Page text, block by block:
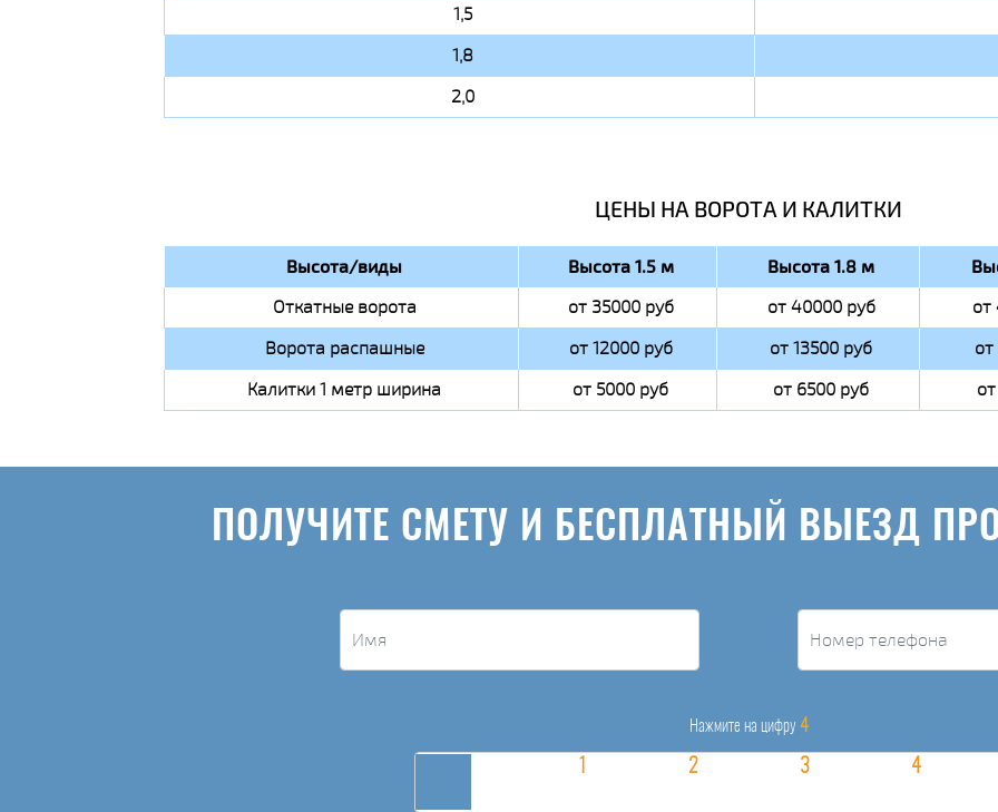
1,5
1,8
2,0
ЦЕНЫ НА ВОРОТА И КАЛИТКИ
Высота/виды Высота 1.5 м Высота 1.8 м
Откатные ворота от 35000 руб от 40000 руб
от
Ворота распашные
от 12000 руб от 13500 руб
Калитки 1 метр ширина
от 5000 руб от 6500 руб
ПОЛУЧИТЕ СМЕТУ И БЕСПЛАТНЫЙ ВЫЕЗД
Нажмите на цифру 4